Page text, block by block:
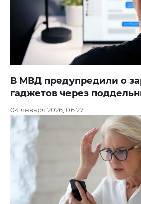
В МВД предупредили о
гаджетов через
04 января 2026, 06:27